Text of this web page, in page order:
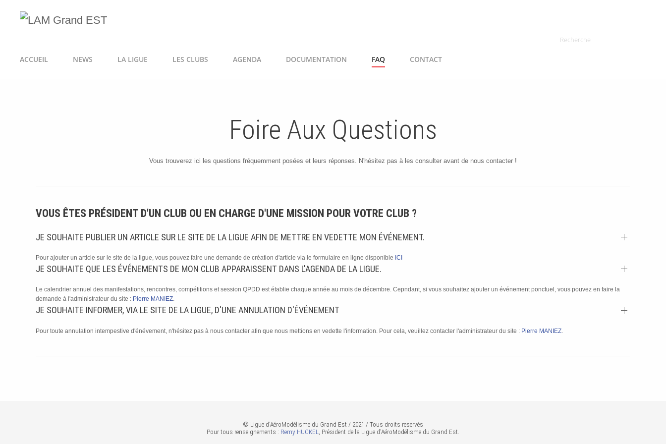
ACCUEIL NEWS LA LIGUE LES CLUBS AGENDA DOCUMENTATION FAQ CONTACT
Foire Aux Questions
Vous trouverez ici les questions fréquemment posées et leurs réponses. N'hésitez pas à les consulter avant de nous contacter !
VOUS ÊTES PRÉSIDENT D'UN CLUB OU EN CHARGE D'UNE MISSION POUR VOTRE CLUB ?
JE SOUHAITE PUBLIER UN ARTICLE SUR LE SITE DE LA LIGUE AFIN DE METTRE EN VEDETTE MON ÉVÉNEMENT.
Pour ajouter un article sur le site de la ligue, vous pouvez faire une demande de création d'article via le formulaire en ligne disponible ICI
JE SOUHAITE QUE LES ÉVÉNEMENTS DE MON CLUB APPARAISSENT DANS L'AGENDA DE LA LIGUE.
Le calendrier annuel des manifestations, rencontres, compétitions et session QPDD est établie chaque année au mois de décembre. Cepndant, si vous souhaitez ajouter un événement ponctuel, vous pouvez en faire la
demande à l'administrateur du site : Pierre MANIEZ.
JE SOUHAITE INFORMER, VIA LE SITE DE LA LIGUE, D'UNE ANNULATION D'ÉVÉNEMENT
Pour toute annulation intempestive d'énévement, n'hésitez pas à nous contacter afin que nous mettions en vedette l'information. Pour cela, veuillez contacter l'administrateur du site : Pierre MANIEZ
© Ligue d'AéroModélisme du Grand Est / 2021 / Tous droits reservés
Pour tous renseignements : Remy HUCKEL , Président de la Ligue d'AéroModélisme du Grand Est.